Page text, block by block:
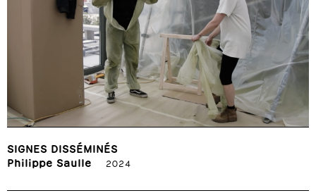
SIGNES DISSÉMINÉS
Philippe Saulle
2024